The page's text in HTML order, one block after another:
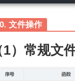
文件操作
1）常规文